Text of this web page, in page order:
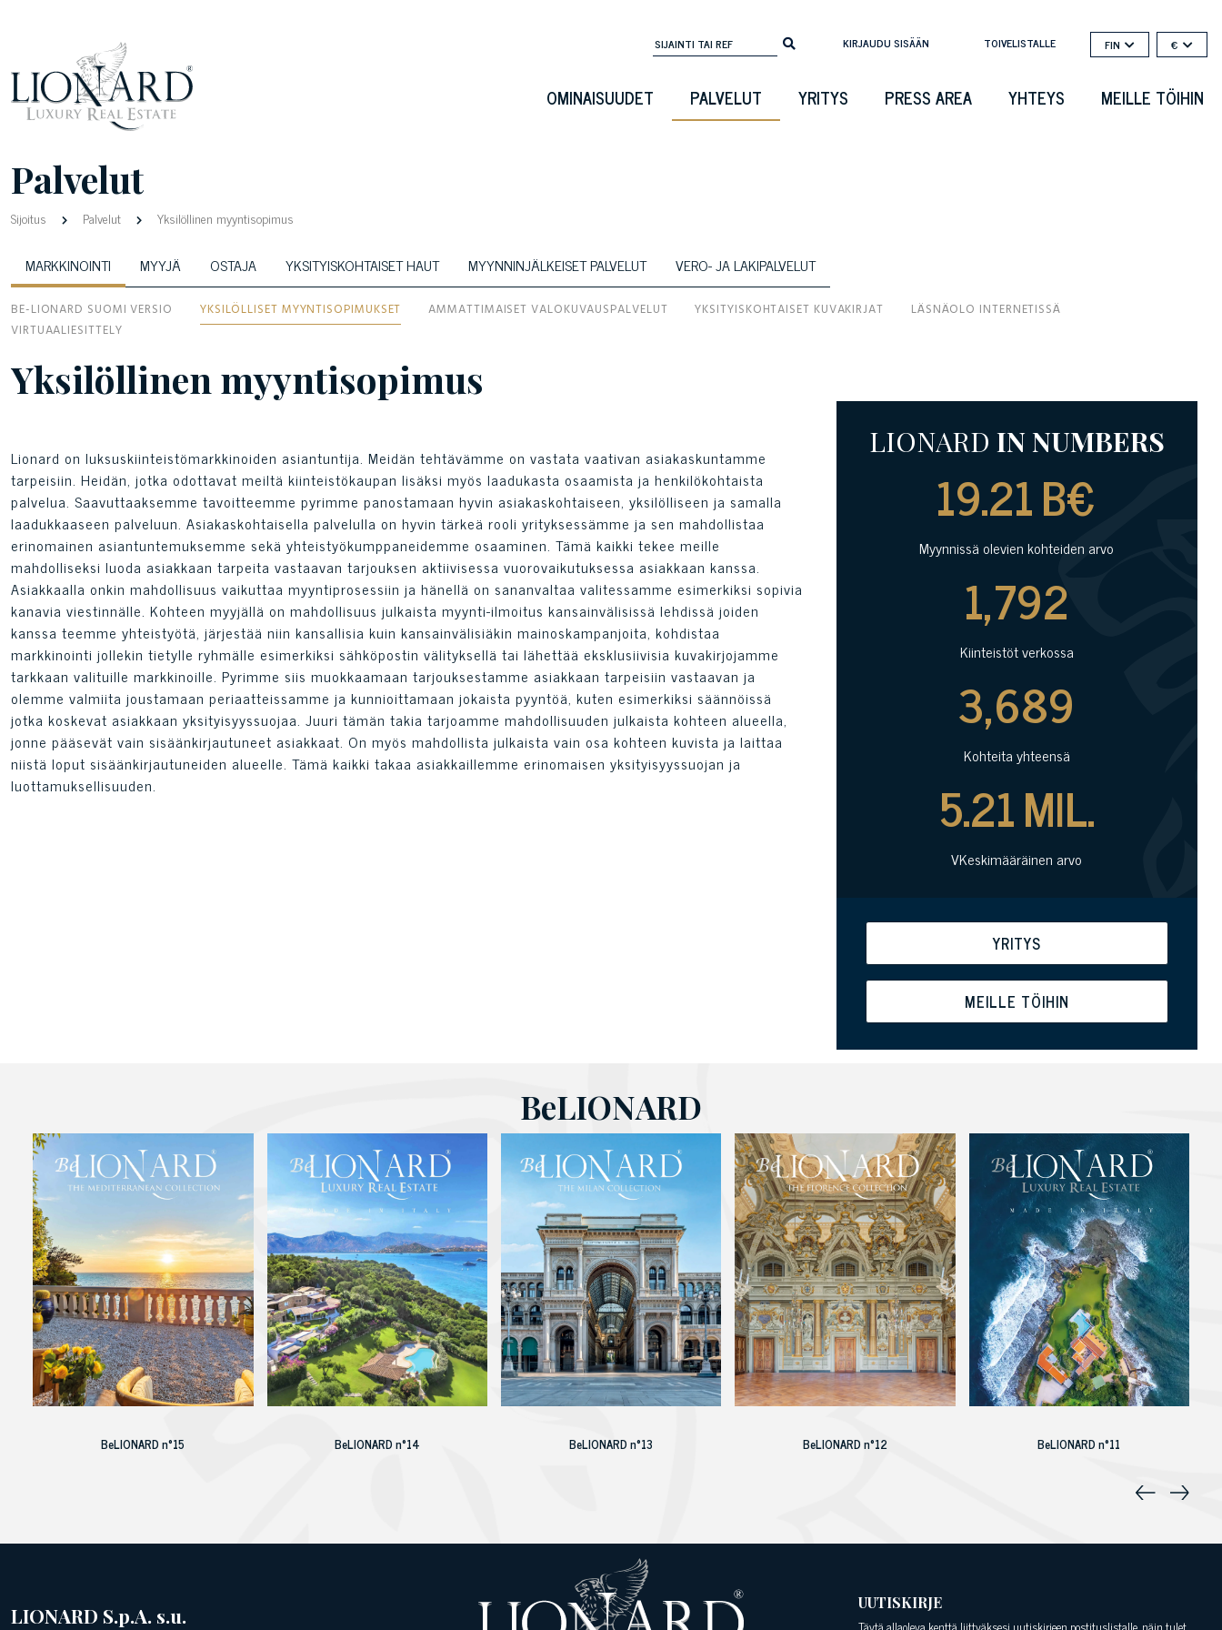
KIRJAUDU SISÄÄN TOIVELISTALLE FIN €
OMINAISUUDET PALVELUT YRITYS PRESS AREA YHTEYS MEILLE TÖIHIN
Palvelut
Sijoitus Palvelut Yksilöllinen myyntisopimus
MARKKINOINTI MYYJÄ OSTAJA YKSITYISKOHTAISET HAUT MYYNNINJÄLKEISET PALVELUT VERO- JA LAKIPALVELUT
BE-LIONARD SUOMI VERSIO YKSILÖLLISET MYYNTISOPIMUKSET AMMATTIMAISET VALOKUVAUSPALVELUT YKSITYISKOHTAISET KUVAKIRJAT
LÄSNÄOLO INTERNETISSÄ
VIRTUAALIESITTELY
Yksilöllinen myyntisopimus
Lionard on luksuskiinteistömarkkinoiden asiantuntija. Meidän tehtävämme on vastata vaativan asiakaskuntamme
tarpeisiin. Heidän, jotka odottavat meiltä kiinteistökaupan lisäksi myös laadukasta osaamista ja henkilökohtaista
palvelua. Saavuttaaksemme tavoitteemme pyrimme panostamaan hyvin asiakaskohtaiseen, yksilölliseen ja samalla
laadukkaaseen palveluun. Asiakaskohtaisella palvelulla on hyvin tärkeä rooli yrityksessämme ja sen mahdollistaa
erinomainen asiantuntemuksemme sekä yhteistyökumppaneidemme osaaminen. Tämä kaikki tekee meille
mahdolliseksi luoda asiakkaan tarpeita vastaavan tarjouksen aktiivisessa vuorovaikutuksessa asiakkaan kanssa.
Asiakkaalla onkin mahdollisuus vaikuttaa myyntiprosessiin ja hänellä on sananvaltaa valitessamme esimerkiksi sopivia
kanavia viestinnälle. Kohteen myyjällä on mahdollisuus julkaista myynti-ilmoitus kansainvälisissä lehdissä joiden
kanssa teemme yhteistyötä, järjestää niin kansallisia kuin kansainvälisiäkin mainoskampanjoita, kohdistaa
markkinointi jollekin tietylle ryhmälle esimerkiksi sähköpostin välityksellä tai lähettää eksklusiivisia kuvakirjojamme
tarkkaan valituille markkinoille. Pyrimme siis muokkaamaan tarjouksestamme asiakkaan tarpeisiin vastaavan ja
olemme valmiita joustamaan periaatteissamme ja kunnioittamaan jokaista pyyntöä, kuten esimerkiksi säännöissä
jotka koskevat asiakkaan yksityisyyssuojaa. Juuri tämän takia tarjoamme mahdollisuuden julkaista kohteen alueella,
jonne pääsevät vain sisäänkirjautuneet asiakkaat. On myös mahdollista julkaista vain osa kohteen kuvista ja laittaa
niistä loput sisäänkirjautuneiden alueelle. Tämä kaikki takaa asiakkaillemme erinomaisen yksityisyyssuojan ja
luottamuksellisuuden.
LIONARD IN NUMBERS
19.22B€
Myynnissä olevien kohteiden arvo
1,793
Kiinteistöt verkossa
3,690
Kohteita yhteensä
5.21MIL.
VKeskimääräinen arvo
YRITYS
MEILLE TÖIHIN
BeLIONARD
BeLIONARD n°15 BeLIONARD n°14 BeLIONARD n°13 BeLIONARD n°12 BeLIONARD n°11
LIONARD S.p.A. s.u.
UUTISKIRJE